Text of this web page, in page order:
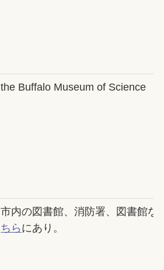
the Buffalo Museum of Science
市内の図書館、消防署、図書館な
ちら にあり。